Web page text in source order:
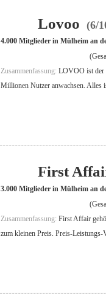
Lovoo (6/
4.000 Mitglieder in Mülheim an
Zusammenfassung: LOVOO ist der
Millionen Nutzer anwachsen.
First
3.000 Mitglieder in Mülheim an
Zusammenfassung: First Affair
zum kleinen Preis. Preis-